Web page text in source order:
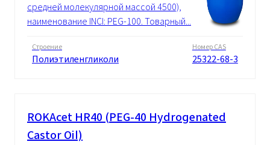
средней молекулярной массой 4500),
наименование INCI: PEG-100. Товарный...
Строение
Полиэтиленгликоли
Номер CAS
25322-68-3
ROKAcet HR40 (PEG-40 Hydrogenated
Castor Oil)